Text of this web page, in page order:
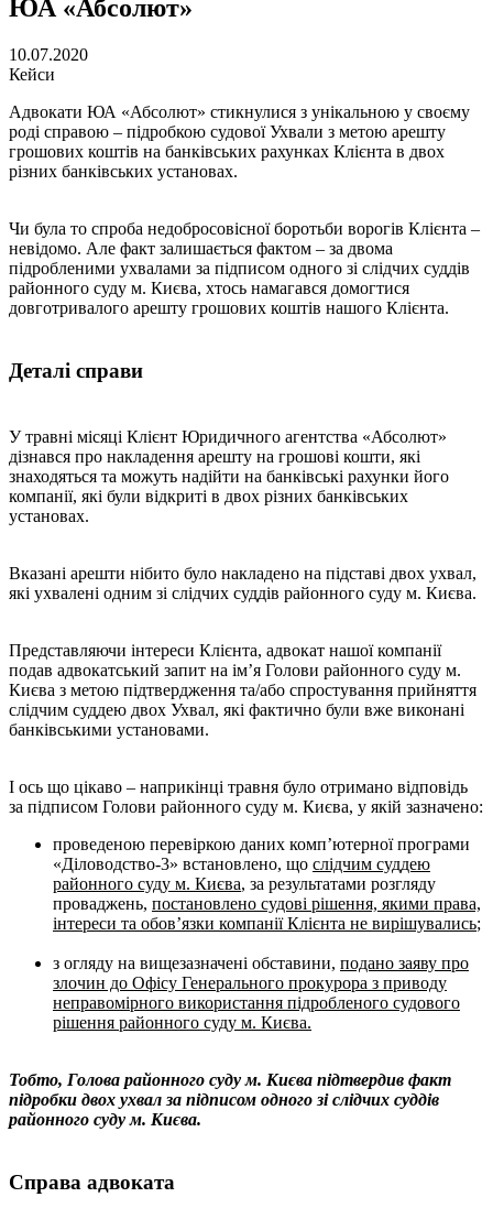
ЮА «Абсолют»
10.07.2020
Кейси
Адвокати ЮА «Абсолют» стикнулися з унікальною у своєму
роді справою – підробкою судової Ухвали з метою арешту
грошових коштів на банківських рахунках Клієнта в двох
різних банківських установах.
Чи була то спроба недобросовісної боротьби ворогів Клієнта –
невідомо. Але факт залишається фактом – за двома
підробленими ухвалами за підписом одного зі слідчих суддів
районного суду м. Києва, хтось намагався домогтися
довготривалого арешту грошових коштів нашого Клієнта.
Деталі справи
У травні місяці Клієнт Юридичного агентства «Абсолют»
дізнався про накладення арешту на грошові кошти, які
знаходяться та можуть надійти на банківські рахунки його
компанії, які були відкриті в двох різних банківських
установах.
Вказані арешти нібито було накладено на підставі двох ухвал,
які ухвалені одним зі слідчих суддів районного суду м. Києва.
Представляючи інтереси Клієнта, адвокат нашої компанії
подав адвокатський запит на ім’я Голови районного суду м.
Києва з метою підтвердження та/або спростування прийняття
слідчим суддею двох Ухвал, які фактично були вже виконані
банківськими установами.
І ось що цікаво – наприкінці травня було отримано відповідь
за підписом Голови районного суду м. Києва, у якій зазначено:
проведеною перевіркою даних комп’ютерної програми
«Діловодство-3» встановлено, що слідчим суддею
районного суду м. Києва, за результатами розгляду
проваджень, постановлено судові рішення, якими права,
інтереси та обов’язки компанії Клієнта не вирішувались;
з огляду на вищезазначені обставини, подано заяву про
злочин до Офісу Генерального прокурора з приводу
неправомірного використання підробленого судового
рішення районного суду м. Києва.
Тобто, Голова районного суду м. Києва підтвердив факт
підробки двох ухвал за підписом одного зі слідчих суддів
районного суду м. Києва.
Справа адвоката